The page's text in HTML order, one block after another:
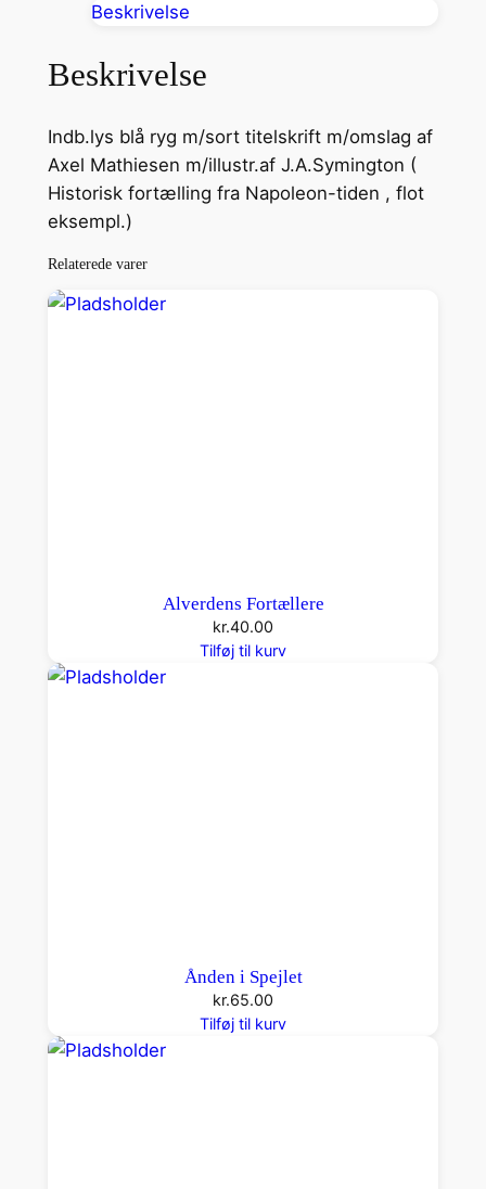
S
m
p
l
e
t
Beskrivelse
Beskrivelse
Indb.lys blå ryg m/sort titelskrift m/omslag af
Axel Mathiesen m/illustr.af J.A.Symington (
Historisk fortælling fra Napoleon-tiden , flot
eksempl.)
Relaterede varer
Alverdens Fortællere
kr.40.00
Tilføj til kurv
Ånden i Spejlet
kr.65.00
Tilføj til kurv